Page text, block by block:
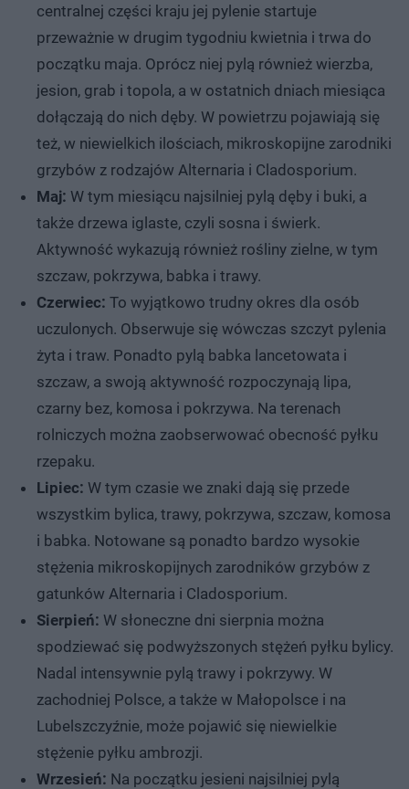
centralnej części kraju jej pylenie startuje
przeważnie w drugim tygodniu kwietnia i trwa do
początku maja. Oprócz niej pylą również wierzba,
jesion, grab i topola, a w ostatnich dniach miesiąca
dołączają do nich dęby. W powietrzu pojawiają się
też, w niewielkich ilościach, mikroskopijne zarodniki
grzybów z rodzajów Alternaria i Cladosporium.
Maj: W tym miesiącu najsilniej pylą dęby i buki, a
także drzewa iglaste, czyli sosna i świerk.
Aktywność wykazują również rośliny zielne, w tym
szczaw, pokrzywa, babka i trawy.
Czerwiec: To wyjątkowo trudny okres dla osób
uczulonych. Obserwuje się wówczas szczyt pylenia
żyta i traw. Ponadto pylą babka lancetowata i
szczaw, a swoją aktywność rozpoczynają lipa,
czarny bez, komosa i pokrzywa. Na terenach
rolniczych można zaobserwować obecność pyłku
rzepaku.
Lipiec: W tym czasie we znaki dają się przede
wszystkim bylica, trawy, pokrzywa, szczaw, komosa
i babka. Notowane są ponadto bardzo wysokie
stężenia mikroskopijnych zarodników grzybów z
gatunków Alternaria i Cladosporium.
Sierpień: W słoneczne dni sierpnia można
spodziewać się podwyższonych stężeń pyłku bylicy.
Nadal intensywnie pylą trawy i pokrzywy. W
zachodniej Polsce, a także w Małopolsce i na
Lubelszczyźnie, może pojawić się niewielkie
stężenie pyłku ambrozji.
Wrzesień: Na początku jesieni najsilniej pylą